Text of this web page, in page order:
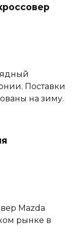
Поставки
на зиму.
Mazda
рынке в